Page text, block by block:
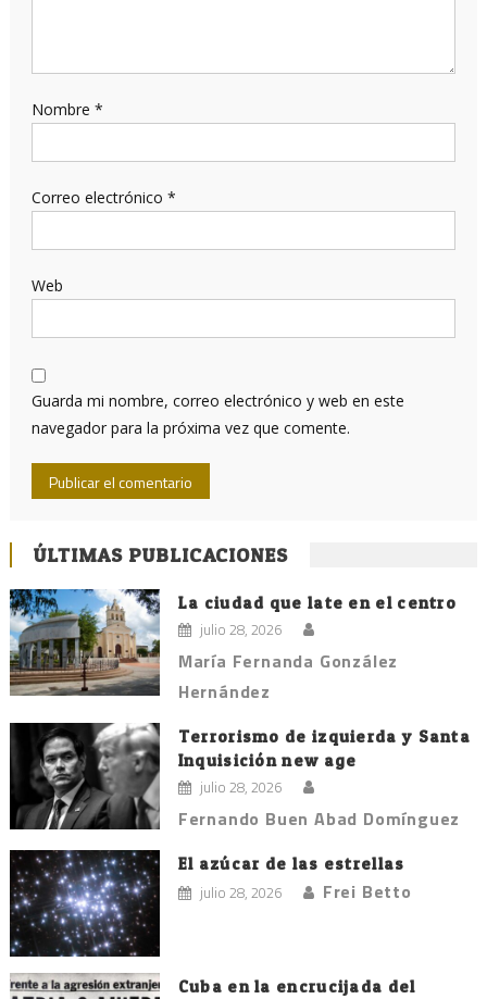
Nombre *
Correo electrónico *
Web
Guarda mi nombre, correo electrónico y web en este
navegador para la próxima vez que comente.
ÚLTIMAS PUBLICACIONES
La ciudad que late en el centro
julio 28, 2026
María Fernanda González
Hernández
Terrorismo de izquierda y Santa
Inquisición new age
julio 28, 2026
Fernando Buen Abad Domínguez
El azúcar de las estrellas
julio 28, 2026 Frei Betto
Cuba en la encrucijada del